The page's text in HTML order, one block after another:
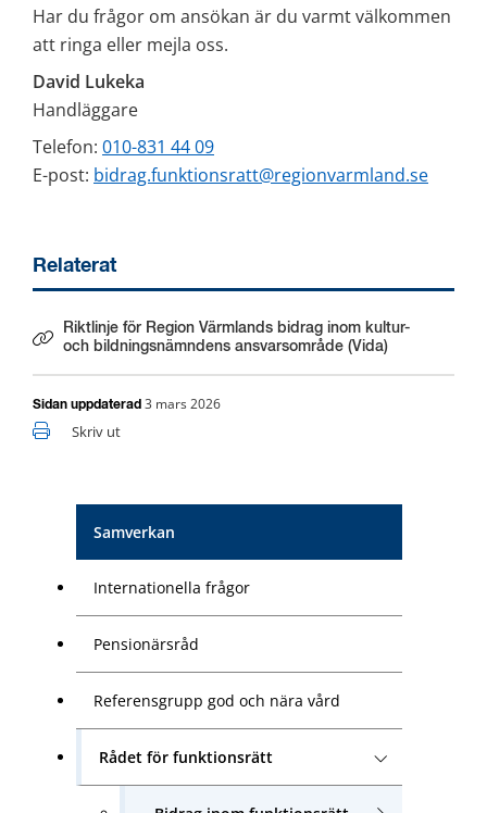
Samverkan
Internationella frågor
Pensionärsråd
Referensgrupp god och nära vård
Rådet för funktionsrätt
Har du frågor om ansökan är du varmt välkommen
att ringa eller mejla oss.
David Lukeka
Handläggare
Telefon: 010-831 44 09
E-post: bidrag.funktionsratt@regionvarmland.se
Relaterat
Riktlinje för Region Värmlands bidrag inom kultur-
och bildningsnämndens ansvarsområde (Vida)
Länk till annan webbplats.
Sidan uppdaterad 3 mars 2026
Skriv ut